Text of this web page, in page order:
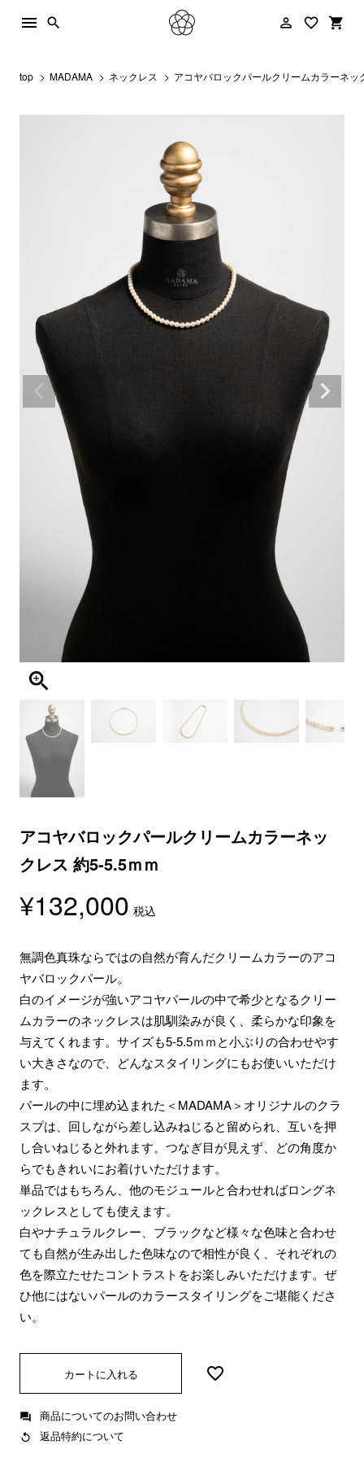
menu person_outline favorite_border shopping_cart
search
top MADAMA ネックレス アコヤバロックパールクリームカラーネッ
アコヤバロックパールクリームカラーネッ
クレス 約5-5.5ｍｍ
¥132,000 税込
無調色真珠ならではの自然が育んだクリームカラーのアコ
ヤバロックパール。
白のイメージが強いアコヤパールの中で希少となるクリー
ムカラーのネックレスは肌馴染みが良く、柔らかな印象を
与えてくれます。サイズも5-5.5ｍｍと小ぶりの合わせやす
い大きさなので、どんなスタイリングにもお使いいただけ
ます。
パールの中に埋め込まれた＜MADAMA＞オリジナルのクラ
スプは、回しながら差し込みねじると留められ、互いを押
し合いねじると外れます。つなぎ目が見えず、どの角度か
らでもきれいにお着けいただけます。
単品ではもちろん、他のモジュールと合わせればロングネ
ックレスとしても使えます。
白やナチュラルクレー、ブラックなど様々な色味と合わせ
ても自然が生み出した色味なので相性が良く、それぞれの
色を際立たせたコントラストをお楽しみいただけます。ぜ
ひ他にはないパールのカラースタイリングをご堪能くださ
い。
カートに入れる
商品についてのお問い合わせ
返品特約について